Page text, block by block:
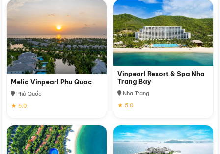
Melia Vinpearl Phu Quoc
Phú Quốc
★ 5.0
Vinpearl Resort & Spa Nha
Trang Bay
Nha Trang
★ 5.0